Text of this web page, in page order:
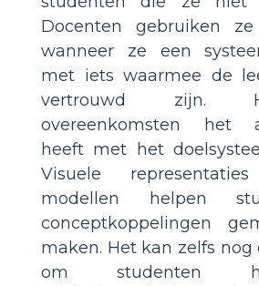
Docenten gebruiken
wanneer ze een
met iets waarmee de
vertrouwd zijn.
overeenkomsten het
heeft met het
Visuele
modellen helpen
conceptkoppelingen
maken. Het kan zelfs nog
om studenten